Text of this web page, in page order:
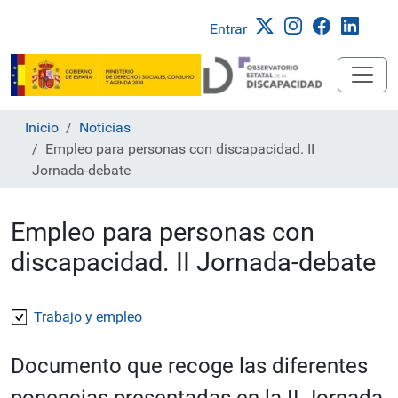
Entrar
Inicio
Noticias
Empleo para personas con discapacidad. II
Jornada-debate
Empleo para personas con
discapacidad. II Jornada-debate
Trabajo y empleo
Documento que recoge las diferentes